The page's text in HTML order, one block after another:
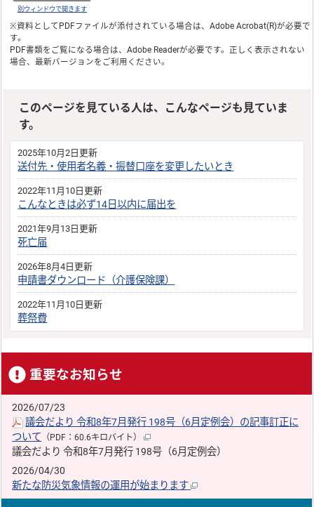
別ウィンドウで開きます
※資料としてPDFファイルが添付されている場合は、Adobe Acrobat(R)が必要で
す。
PDF書類をご覧になる場合は、Adobe Readerが必要です。正しく表示されない
場合、最新バージョンをご利用ください。
このページを見ている人は、こんなページも見ていま
す。
2025年10月2日更新
送付先・使用者名義・振替口座を変更したいとき
2022年11月10日更新
こんなときは必ず14日以内に届出を
2021年9月13日更新
死亡届
2026年8月4日更新
申請書ダウンロード（介護保険課）
2022年11月10日更新
葬祭費
重要なお知らせ
2026/07/23
議会だより 令和8年7月発行 198号（6月定例会）の記事訂正に
ついて （PDF：60.6キロバイト）
議会だより 令和8年7月発行 198号（6月定例会）
2026/04/30
新たな防災気象情報の運用が始まります